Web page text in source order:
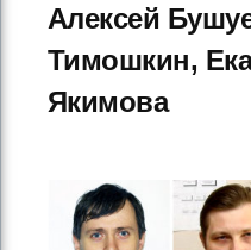
Алексей
Тимошкин,
Якимова